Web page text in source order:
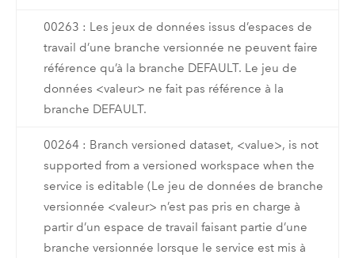
00263 : Les jeux de données issus d’espaces de
travail d’une branche versionnée ne peuvent faire
référence qu’à la branche DEFAULT. Le jeu de
données <valeur> ne fait pas référence à la
branche DEFAULT.
00264 : Branch versioned dataset, <value>, is not
supported from a versioned workspace when the
service is editable (Le jeu de données de branche
versionnée <valeur> n’est pas pris en charge à
partir d’un espace de travail faisant partie d’une
branche versionnée lorsque le service est mis à